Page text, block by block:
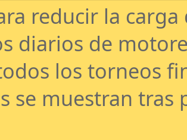
reducir la
diarios de
los torneos
se muestran tras